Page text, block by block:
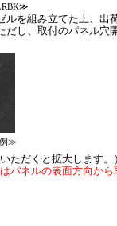
ルを組み立てた上、出
し、取付のパネル
例≫
ただくと拡大します。
パネルの表面方向か